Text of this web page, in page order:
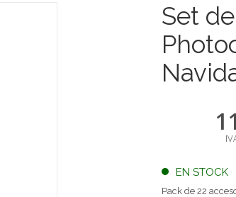
Set
EN STOCK
Pack de 22